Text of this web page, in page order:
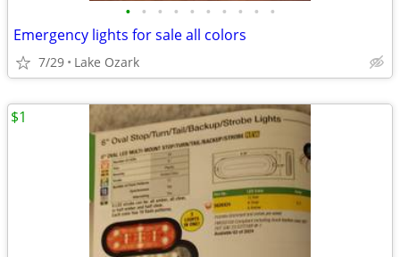
• • • • • • • • • •
Emergency lights for sale all colors
7/29 Lake Ozark
$1